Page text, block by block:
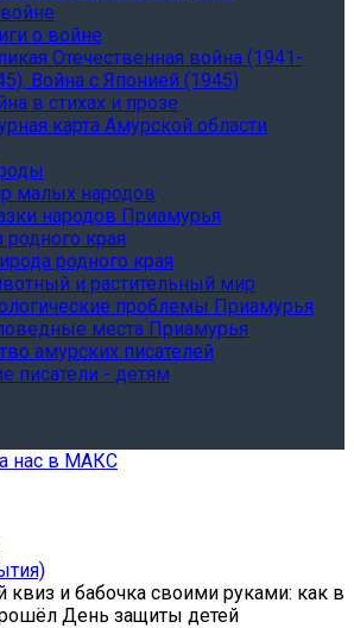
о войне
Отечественная война (1941-
Война с Японией (1945)
в стихах и прозе
карта Амурской области
малых народов
народов Приамурья
родного края
родного края
и растительный мир
проблемы Приамурья
места Приамурья
амурских писателей
писатели - детям
нас в МАКС
квиз и бабочка своими руками: как в
День защиты детей